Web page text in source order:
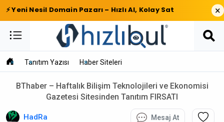
⚡ Yeni Nesil Domain Pazarı – Hızlı Al, Kolay Sat ×
Tanıtım Yazısı Haber Siteleri
BThaber – Haftalık Bilişim Teknolojileri ve Ekonomisi
Gazetesi Sitesinden Tanıtım FIRSATI
HadRa Mesaj At